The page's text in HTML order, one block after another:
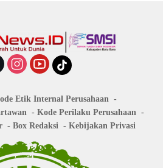
Etik Internal Perusahaan
Kode Perilaku Perusahaan
Box Redaksi Kebijakan Privasi